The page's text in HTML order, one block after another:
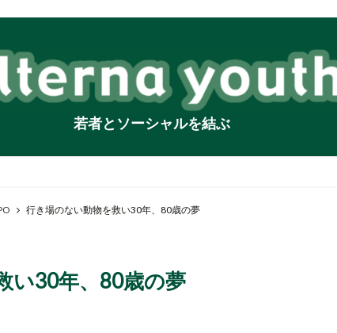
若者とソーシャルを結ぶ
行き場のない動物を救い30年、80歳の夢
い30年、80歳の夢